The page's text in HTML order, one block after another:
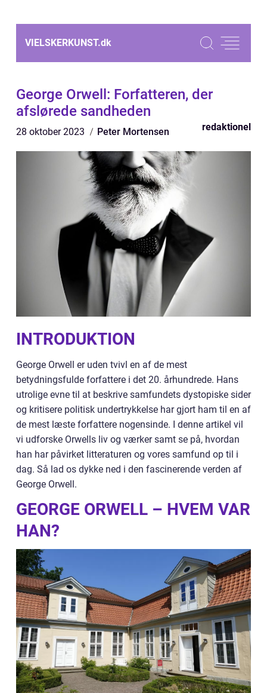
VIELSKERKUNST.dk
George Orwell: Forfatteren, der
afslørede sandheden
28 oktober 2023 Peter Mortensen redaktionel
INTRODUKTION
George Orwell er uden tvivl en af de mest
betydningsfulde forfattere i det 20. århundrede. Hans
utrolige evne til at beskrive samfundets dystopiske sider
og kritisere politisk undertrykkelse har gjort ham til en af
de mest læste forfattere nogensinde. I denne artikel vil
vi udforske Orwells liv og værker samt se på, hvordan
han har påvirket litteraturen og vores samfund op til i
dag. Så lad os dykke ned i den fascinerende verden af
George Orwell.
GEORGE ORWELL – HVEM VAR
HAN?